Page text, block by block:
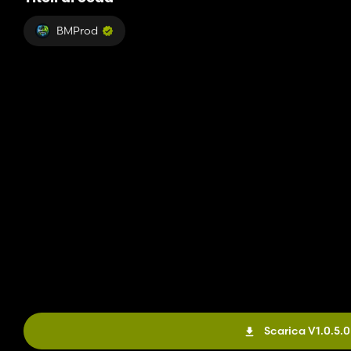
BMProd
Scarica V1.0.5.0